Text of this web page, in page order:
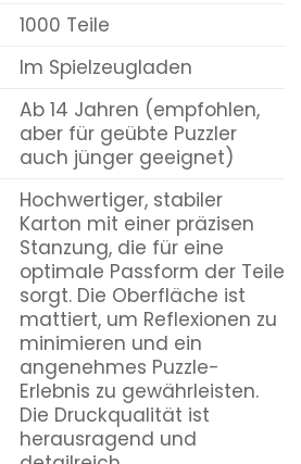
1000 Teile
Im Spielzeugladen
Ab 14 Jahren (empfohlen,
aber für geübte Puzzler
auch jünger geeignet)
Hochwertiger, stabiler
Karton mit einer präzisen
Stanzung, die für eine
optimale Passform der Teile
sorgt. Die Oberfläche ist
mattiert, um Reflexionen zu
minimieren und ein
angenehmes Puzzle-
Erlebnis zu gewährleisten.
Die Druckqualität ist
herausragend und